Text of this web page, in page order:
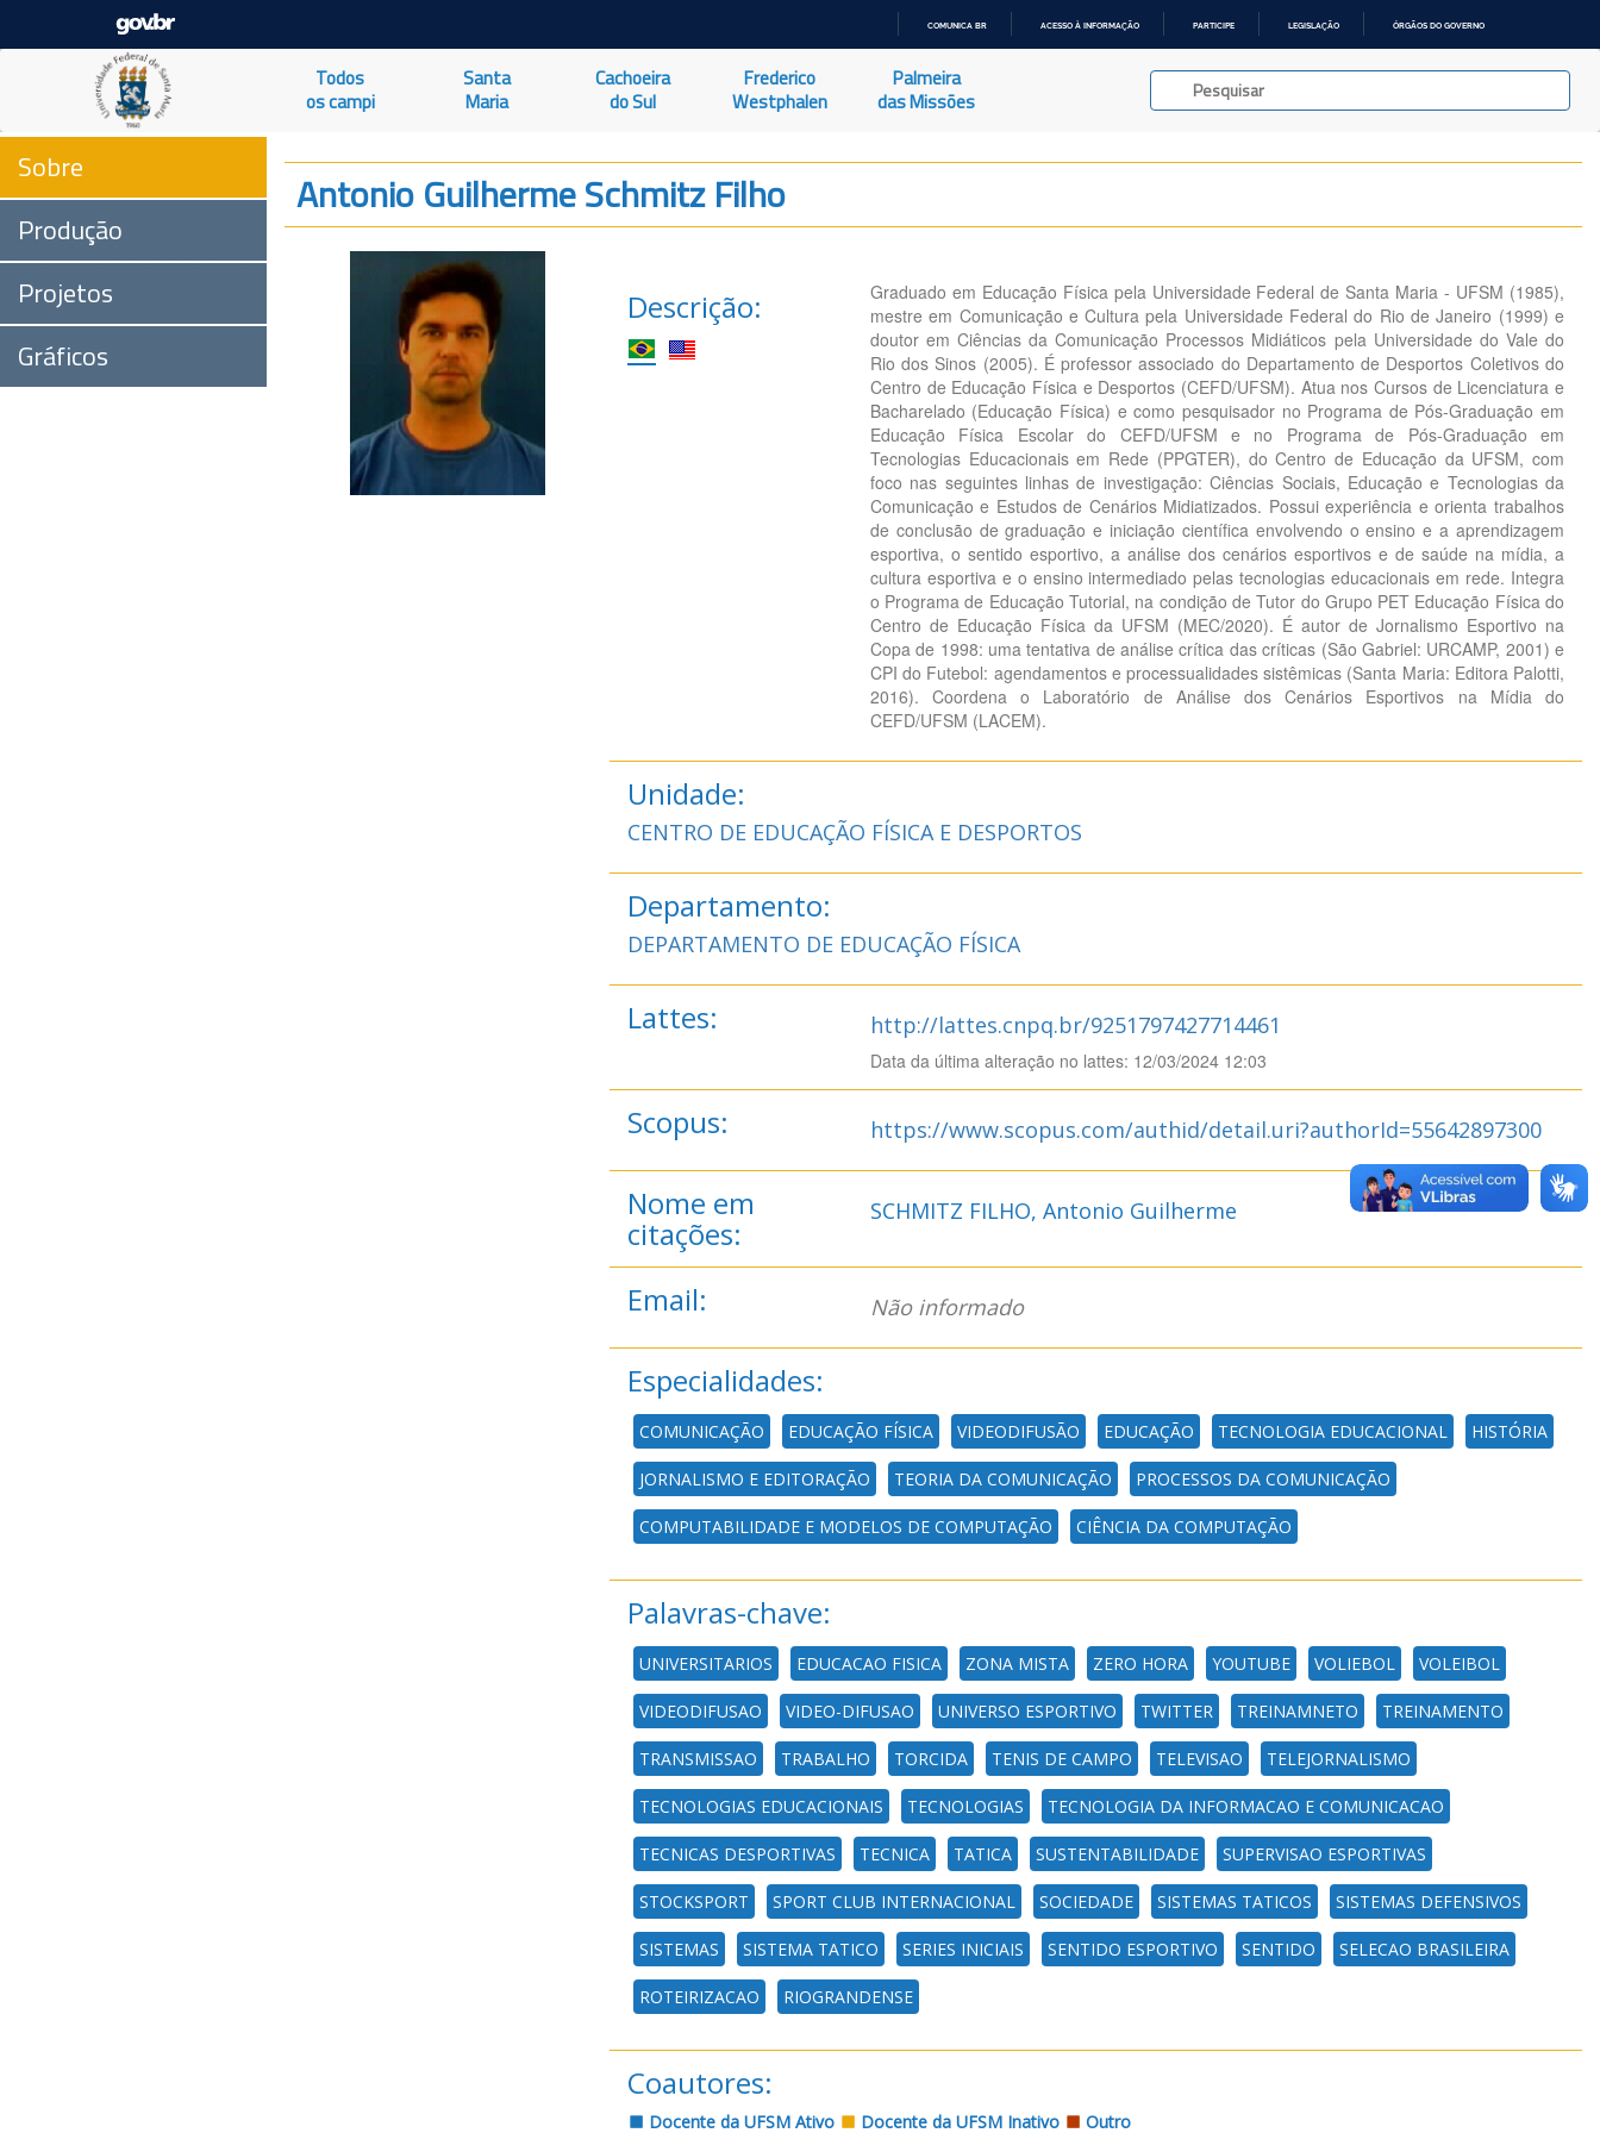
O
COMUNICA BR ACESSO À INFORMAÇÃO PARTICIPE LEGISLAÇÃO ÓRGÃOS DO GOVERNO
Todos
os campi
Santa
Maria
Cachoeira
do Sul
Frederico
Westphalen
Palmeira
das Missões
Sobre
Produção
Projetos
Gráficos
Antonio Guilherme Schmitz Filho
Descrição:
Graduado em Educação Física pela Universidade Federal de Santa Maria - UFSM (1985),
mestre em Comunicação e Cultura pela Universidade Federal do Rio de Janeiro (1999) e
doutor em Ciências da Comunicação Processos Midiáticos pela Universidade do Vale do
Rio dos Sinos (2005). É professor associado do Departamento de Desportos Coletivos do
Centro de Educação Física e Desportos (CEFD/UFSM). Atua nos Cursos de Licenciatura e
Bacharelado (Educação Física) e como pesquisador no Programa de Pós-Graduação em
Educação Física Escolar do CEFD/UFSM e no Programa de Pós-Graduação em
Tecnologias Educacionais em Rede (PPGTER), do Centro de Educação da UFSM, com
foco nas seguintes linhas de investigação: Ciências Sociais, Educação e Tecnologias da
Comunicação e Estudos de Cenários Midiatizados. Possui experiência e orienta trabalhos
de conclusão de graduação e iniciação científica envolvendo o ensino e a aprendizagem
esportiva, o sentido esportivo, a análise dos cenários esportivos e de saúde na mídia, a
cultura esportiva e o ensino intermediado pelas tecnologias educacionais em rede. Integra
o Programa de Educação Tutorial, na condição de Tutor do Grupo PET Educação Física do
Centro de Educação Física da UFSM (MEC/2020). É autor de Jornalismo Esportivo na
Copa de 1998: uma tentativa de análise crítica das críticas (São Gabriel: URCAMP, 2001) e
CPI do Futebol: agendamentos e processualidades sistêmicas (Santa Maria: Editora Palotti,
2016). Coordena o Laboratório de Análise dos Cenários Esportivos na Mídia do
CEFD/UFSM (LACEM).
Unidade:
CENTRO DE EDUCAÇÃO FÍSICA E DESPORTOS
Departamento:
DEPARTAMENTO DE EDUCAÇÃO FÍSICA
Lattes: http://lattes.cnpq.br/9251797427714461
Data da última alteração no lattes: 12/03/2024 12:03
Scopus: https://www.scopus.com/authid/detail.uri?authorId=55642897300
Nome em
citações:
SCHMITZ FILHO, Antonio Guilherme
Email: Não informado
Especialidades:
COMUNICAÇÃO EDUCAÇÃO FÍSICA VIDEODIFUSÃO EDUCAÇÃO TECNOLOGIA EDUCACIONAL HISTÓRIA
JORNALISMO E EDITORAÇÃO TEORIA DA COMUNICAÇÃO PROCESSOS DA COMUNICAÇÃO
COMPUTABILIDADE E MODELOS DE COMPUTAÇÃO CIÊNCIA DA COMPUTAÇÃO
Palavras-chave:
UNIVERSITARIOS EDUCACAO FISICA ZONA MISTA ZERO HORA YOUTUBE VOLIEBOL VOLEIBOL
VIDEODIFUSAO VIDEO-DIFUSAO UNIVERSO ESPORTIVO TWITTER TREINAMNETO TREINAMENTO
TRANSMISSAO TRABALHO TORCIDA TENIS DE CAMPO TELEVISAO TELEJORNALISMO
TECNOLOGIAS EDUCACIONAIS TECNOLOGIAS TECNOLOGIA DA INFORMACAO E COMUNICACAO
TECNICAS DESPORTIVAS TECNICA TATICA SUSTENTABILIDADE SUPERVISAO ESPORTIVAS
STOCKSPORT SPORT CLUB INTERNACIONAL SOCIEDADE SISTEMAS TATICOS SISTEMAS DEFENSIVOS
SISTEMAS SISTEMA TATICO SERIES INICIAIS SENTIDO ESPORTIVO SENTIDO SELECAO BRASILEIRA
ROTEIRIZACAO RIOGRANDENSE
Coautores:
Docente da UFSM Ativo Docente da UFSM Inativo Outro